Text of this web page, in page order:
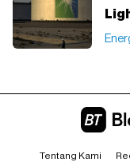
Tentang Kami